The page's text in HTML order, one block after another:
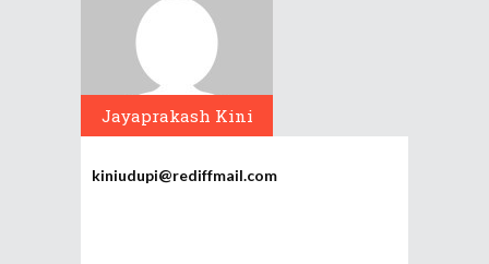
Jayaprakash Kini
kiniudupi@rediffmail.com